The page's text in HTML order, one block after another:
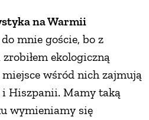
na Warmii
mnie goście, bo z
ekologiczną
wśród nich zajmują
Hiszpanii. Mamy taką
wymieniamy się
INNE